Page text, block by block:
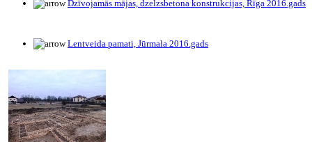
Dzīvojamās mājas, dzelzsbetona konstrukcijas, Rīga 2016.gads
Lentveida pamati, Jūrmala 2016.gads